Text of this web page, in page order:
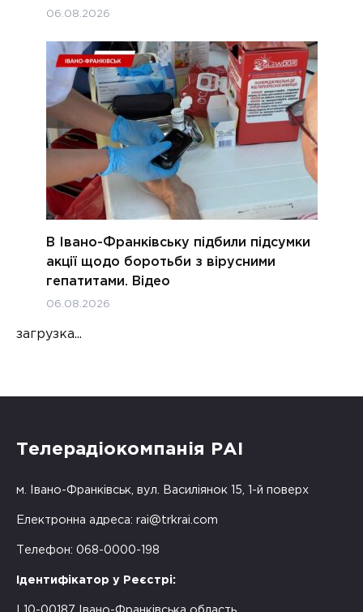
06.08.2026
В Івано-Франківську підбили підсумки
акції щодо боротьби з вірусними
гепатитами. Відео
06.08.2026
загрузка...
Телерадіокомпанія РАІ
м. Івано-Франківськ, вул. Василіянок 15, 1-й поверх
Електронна адреса: rai@trkrai.com
Телефон: 068-0000-198
Ідентифікатор у Реєстрі:
L10-00187 Івано-Франківська область